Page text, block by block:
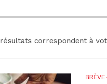
résultats correspondent à
BRÈVE